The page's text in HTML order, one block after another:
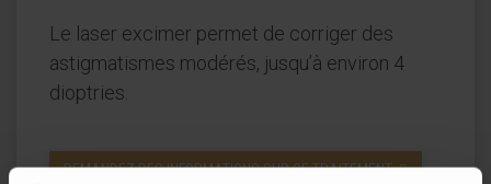
Le laser excimer permet de corriger des
astigmatismes modérés, jusqu’à environ 4
dioptries.
DEMANDEZ DES INFORMATIONS SUR CE TRAITEMENT